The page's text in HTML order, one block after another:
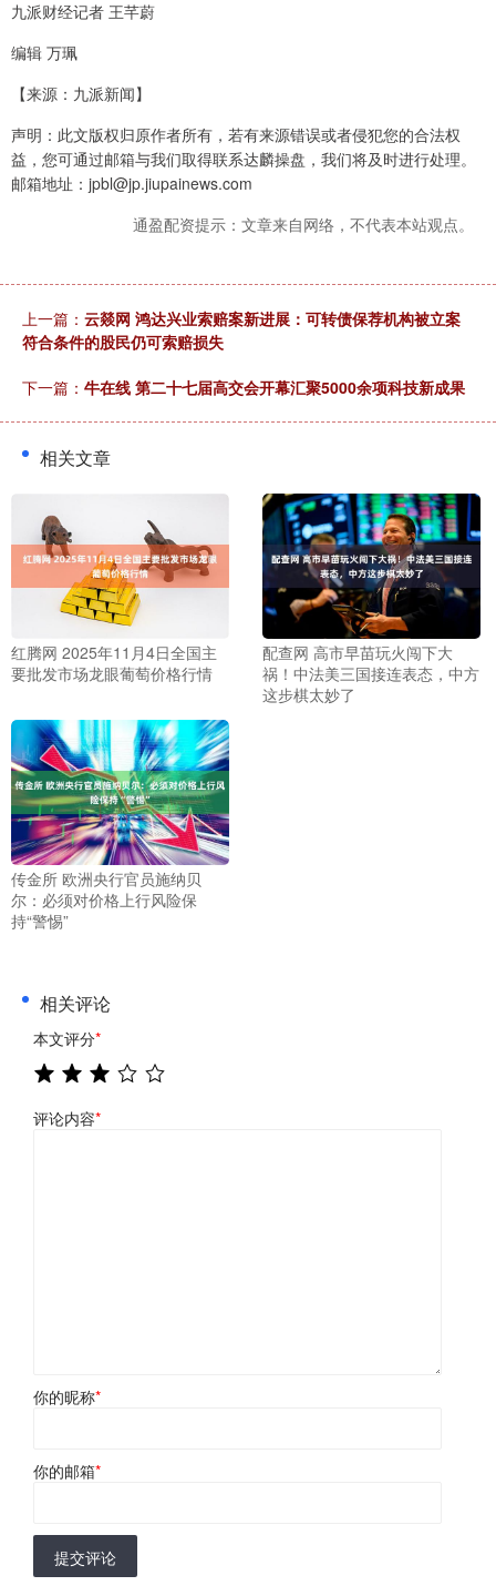
九派财经记者 王芊蔚
编辑 万珮
【来源：九派新闻】
声明：此文版权归原作者所有，若有来源错误或者侵犯您的合法权
益，您可通过邮箱与我们取得联系达麟操盘，我们将及时进行处理。
邮箱地址：jpbl@jp.jiupainews.com
通盈配资提示：文章来自网络，不代表本站观点。
上一篇： 云燚网 鸿达兴业索赔案新进展：可转债保荐机构被立案
符合条件的股民仍可索赔损失
下一篇： 牛在线 第二十七届高交会开幕汇聚5000余项科技新成果
相关文章
红腾网 2025年11月4日全国主
要批发市场龙眼葡萄价格行情
配查网 高市早苗玩火闯下大
祸！中法美三国接连表态，中方
这步棋太妙了
传金所 欧洲央行官员施纳贝
尔：必须对价格上行风险保
持“警惕”
相关评论
本文评分*
评论内容*
你的昵称*
你的邮箱*
提交评论